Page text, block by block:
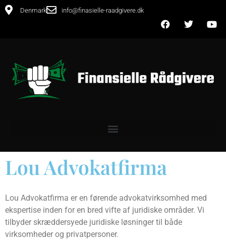
Denmark info@finasielle-raadgivere.dk
Lou Advokatfirma
Lou Advokatfirma er en førende advokatvirksomhed med
ekspertise inden for en bred vifte af juridiske områder. Vi
tilbyder skræddersyede juridiske løsninger til både
virksomheder og privatpersoner.